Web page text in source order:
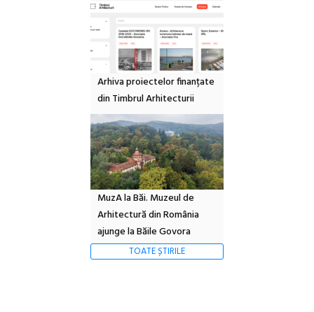
Arhiva proiectelor finanțate
din Timbrul Arhitecturii
MuzA la Băi. Muzeul de
Arhitectură din România
ajunge la Băile Govora
TOATE ȘTIRILE